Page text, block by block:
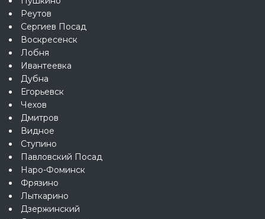
Реутов
Сергиев Посад
Воскресенск
Лобня
Ивантеевка
Дубна
Егорьевск
Чехов
Дмитров
Видное
Ступино
Павловский Посад
Наро-Фоминск
Фрязино
Лыткарино
Дзержинский